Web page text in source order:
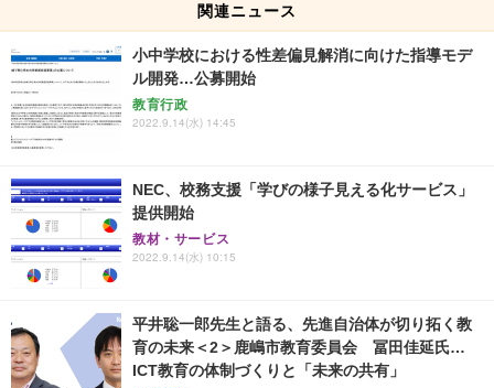
関連ニュース
小中学校における性差偏見解消に向けた指導モデ
ル開発…公募開始
教育行政
2022.9.14(水) 14:45
NEC、校務支援「学びの様子見える化サービス」
提供開始
教材・サービス
2022.9.14(水) 10:15
平井聡一郎先生と語る、先進自治体が切り拓く教
育の未来＜2＞鹿嶋市教育委員会 冨田佳延氏…
ICT教育の体制づくりと「未来の共有」